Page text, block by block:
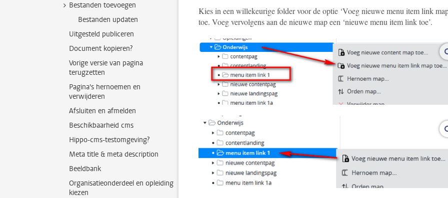
Bestanden toevoegen
Bestanden updaten
Uitgesteld publiceren
Document kopieren?
Vorige versie van pagina
terugzetten
Pagina's hernoemen en
verwijderen
Afsluiten en afmelden
Beschikbaarheid cms
Hippo-cms-testomgeving?
Meta title & meta description
Beeldbank
Organisatieonderdeel en opleiding
kiezen
Kies in een willekeurige folder voor de optie ‘Voeg nieuwe menu item link
toe. Voeg vervolgens aan de nieuwe map een ‘nieuwe menu item link toe’.